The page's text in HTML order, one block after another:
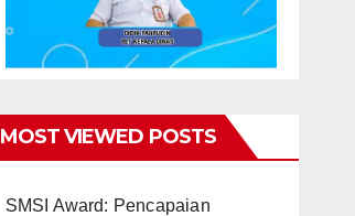
MOST VIEWED POSTS
SMSI Award: Pencapaian